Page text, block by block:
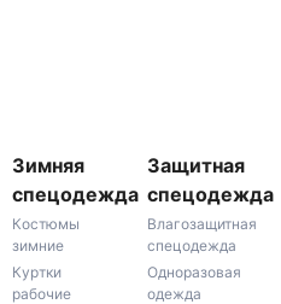
Зимняя
спецодежда
Костюмы
зимние
Куртки
рабочие
Защитная
спецодежда
Влагозащитная
спецодежда
Одноразовая
одежда